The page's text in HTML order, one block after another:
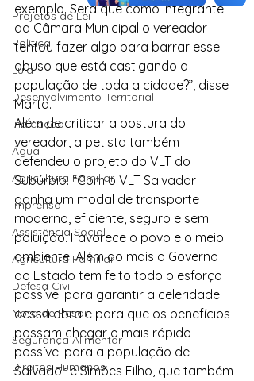
Projetos de Lei
Política
Lula
Desenvolvimento Territorial
Indicação
Água
Agricultura Familiar
Imprensa
Assistência Social
Agricultura Familiar
Defesa Civil
Nota de Pesar
Segurança Alimentar
Direitos Humanos
exemplo. Será que como integrante
da Câmara Municipal o vereador
tentou fazer algo para barrar esse
abuso que está castigando a
população de toda a cidade?”, disse
Marta.
Além de criticar a postura do
vereador, a petista também
defendeu o projeto do VLT do
Subúrbio. “Com o VLT Salvador
ganha um modal de transporte
moderno, eficiente, seguro e sem
poluição. Favorece o povo e o meio
ambiente. Além do mais o Governo
do Estado tem feito todo o esforço
possível para garantir a celeridade
dessa obra e para que os benefícios
possam chegar o mais rápido
possível para a população de
Salvador e Simões Filho, que também